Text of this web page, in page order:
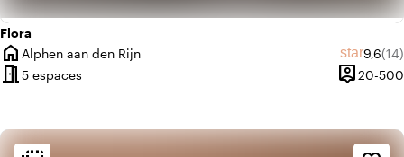
Flora
home
Ville
Alphen aan den Rijn starNote
9,6(14)
meeting_room5 espaces person_pin
Capacité
20-500